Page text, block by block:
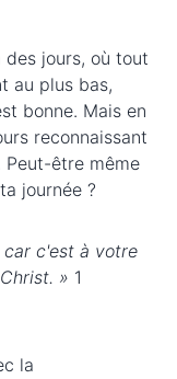
des jours, où tout
au plus bas,
bonne. Mais en
reconnaissant
être même
journée ?
car c'est à votre
» 1
la